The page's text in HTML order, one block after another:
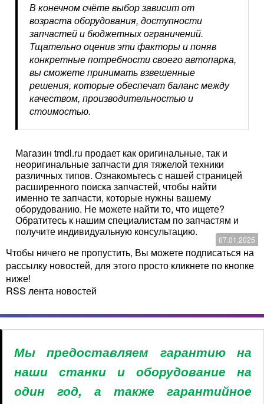
07.01.2025
В конечном счёте выбор зависит от
возраста оборудования, доступности
запчастей и бюджетных ограничений.
Тщательно оценив эти факторы и поняв
конкретные потребности своего автопарка,
вы сможете принимать взвешенные
решения, которые обеспечат баланс между
качеством, производительностью и
стоимостью.
Магазин tmdl.ru продает как оригинальные, так и
неоригинальные запчасти для тяжелой техники
различных типов. Ознакомьтесь с нашей страницей
расширенного поиска запчастей, чтобы найти
именно те запчасти, которые нужны вашему
оборудованию. Не можете найти то, что ищете?
Обратитесь к нашим специалистам по запчастям и
получите индивидуальную консультацию.
Чтобы ничего не пропустить, Вы можете подписаться на
рассылку новостей, для этого просто кликнете по кнопке
ниже!
RSS лента новостей
Мы предоставляем гарантию на
наши станки и оборудование на
один год, а также гарантийное